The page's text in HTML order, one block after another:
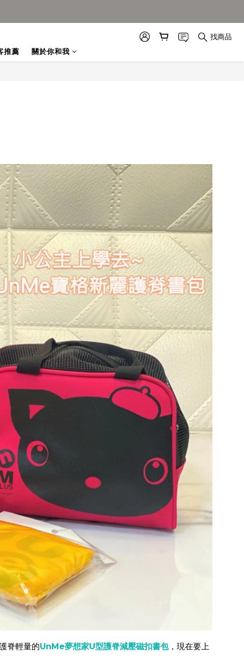
找商品
推薦 關於你和我
脊輕量的UnMe夢想家U型護脊減壓磁扣書包，現在要上